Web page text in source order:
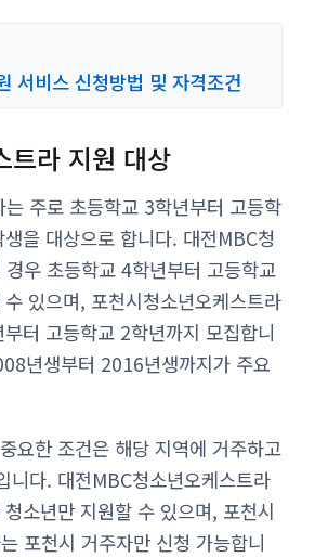
서비스 신청방법 및 자격조건
트라 지원 대상
는 주로 초등학교 3학년부터 고등학
을 대상으로 합니다. 대전MBC청
우 초등학교 4학년부터 고등학교
있으며, 포천시청소년오케스트라
터 고등학교 2학년까지 모집합니
년생부터 2016년생까지가 주요
요한 조건은 해당 지역에 거주하고
니다. 대전MBC청소년오케스트라
소년만 지원할 수 있으며, 포천시
포천시 거주자만 신청 가능합니